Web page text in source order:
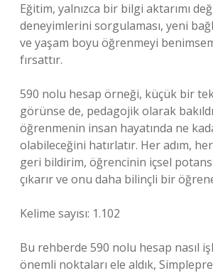
Eğitim, yalnızca bir bilgi aktarımı
deneyimlerini sorgulaması, yeni
ve yaşam boyu öğrenmeyi
fırsattır.
590 nolu hesap örneği, küçük bir
görünse de, pedagojik olarak
öğrenmenin insan hayatında ne
olabileceğini hatırlatır. Her adım,
geri bildirim, öğrencinin içsel
çıkarır ve onu daha bilinçli bir
Kelime sayısı: 1.102
Bu rehberde 590 nolu hesap nasıl
önemli noktaları ele aldık,